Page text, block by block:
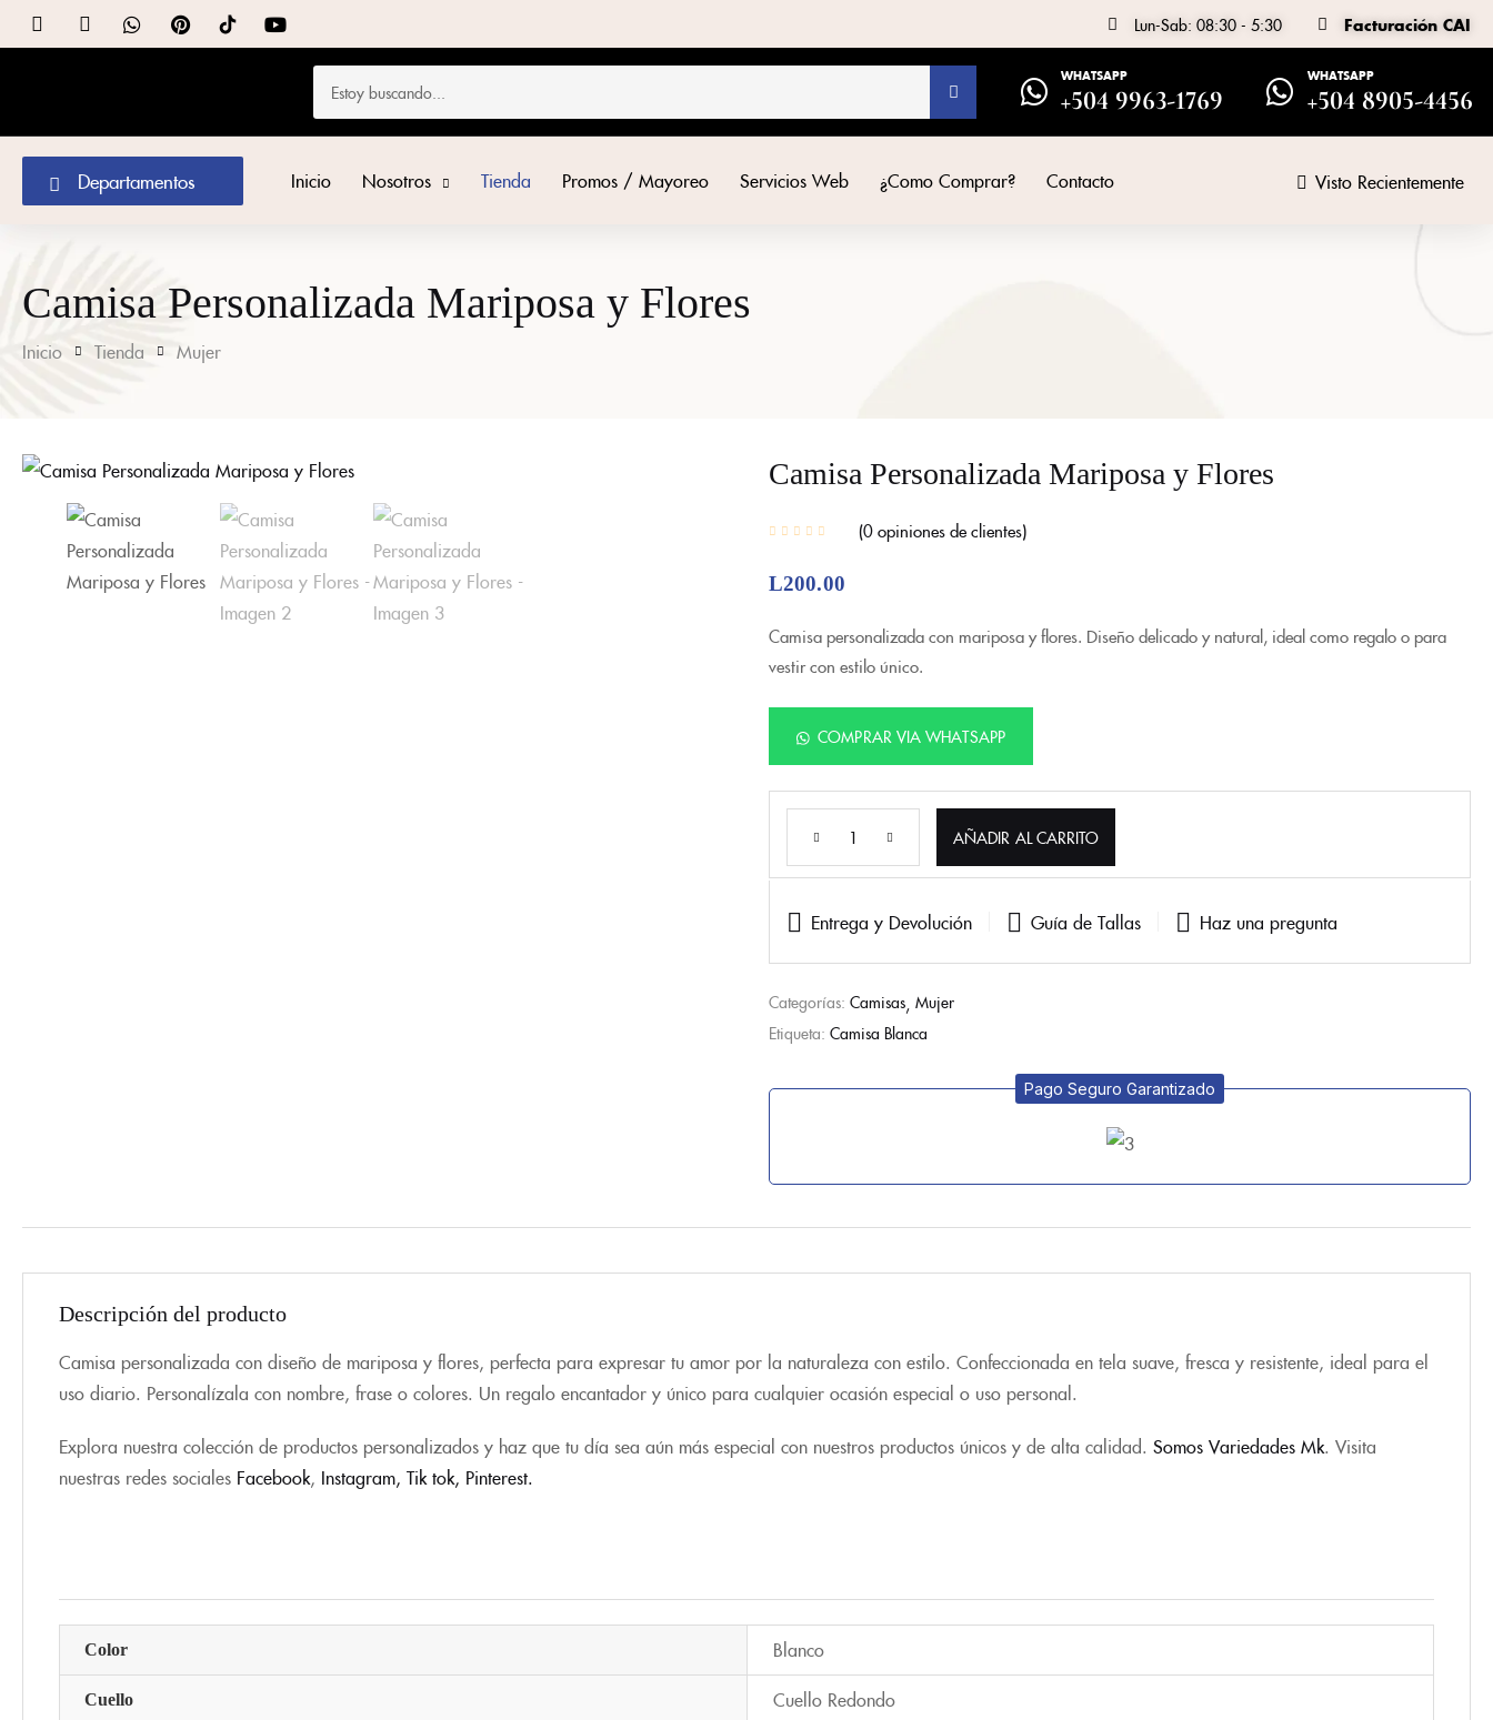
Lun-Sab: 08:30 - 5:30 Facturación CAI
WHATSAPP
+504 9963-1769
WHATSAPP
+504 8905-4456
Departamentos Inicio Nosotros Tienda Promos / Mayoreo Servicios Web ¿Como Comprar? Contacto Visto Recientemente
Camisa Personalizada Mariposa y Flores
Inicio Tienda Mujer
Camisa Personalizada Mariposa y Flores
0opiniones de clientes
L200.00
Camisa personalizada con mariposa y flores. Diseño delicado y natural, ideal como regalo o para
vestir con estilo único.
COMPRAR VIA WHATSAPP
AÑADIR AL CARRITO
Entrega y Devolución Guía de Tallas Haz una pregunta
Categorías: Camisas Mujer
Etiqueta: Camisa Blanca
Pago Seguro Garantizado
Descripción del producto
Camisa personalizada con diseño de mariposa y flores, perfecta para expresar tu amor por la naturaleza con estilo. Confeccionada en tela suave, fresca y resistente, ideal para el
uso diario. Personalízala con nombre, frase o colores. Un regalo encantador y único para cualquier ocasión especial o uso personal.
Explora nuestra colección de productos personalizados y haz que tu día sea aún más especial con nuestros productos únicos y de alta calidad. Somos Variedades Mk. Visita
nuestras redes sociales Facebook, Instagram, Tik tok, Pinterest.
Color Blanco
Cuello Cuello Redondo